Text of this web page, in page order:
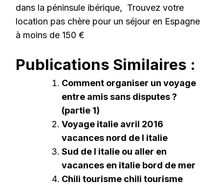
dans la péninsule ibérique, Trouvez votre
location pas chère pour un séjour en Espagne
à moins de 150 €
Publications Similaires :
Comment organiser un voyage
entre amis sans disputes ?
(partie 1)
Voyage italie avril 2016
vacances nord de l italie
Sud de l italie ou aller en
vacances en italie bord de mer
Chili tourisme chili tourisme